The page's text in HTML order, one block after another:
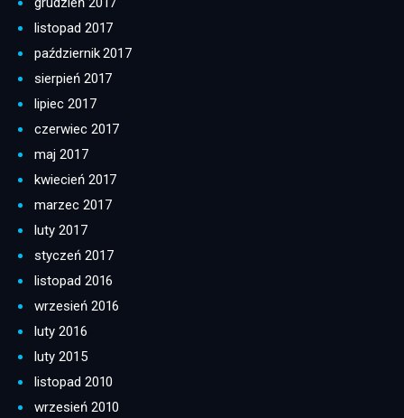
listopad 2017
październik 2017
sierpień 2017
lipiec 2017
czerwiec 2017
maj 2017
kwiecień 2017
marzec 2017
luty 2017
styczeń 2017
listopad 2016
wrzesień 2016
luty 2016
luty 2015
listopad 2010
wrzesień 2010